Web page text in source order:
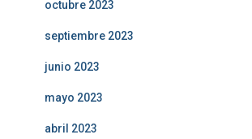
octubre 2023
septiembre 2023
junio 2023
mayo 2023
abril 2023